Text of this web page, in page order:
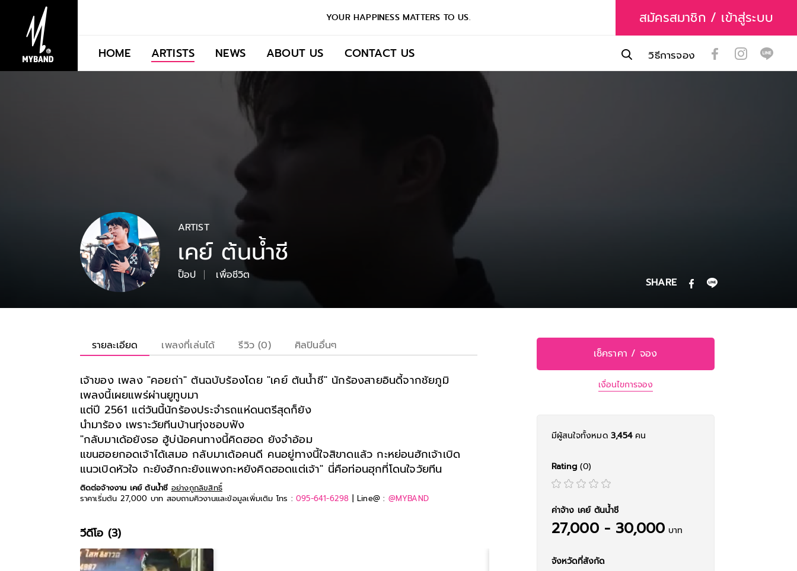
YOUR HAPPINESS MATTERS TO US. สมัครสมาชิก / เข้าสู่ระบบ
HOME ARTISTS NEWS ABOUT US CONTACT US วิธีการจอง
ARTIST
เคย์ ต้นน้ําชี
ป็อป เพื่อชีวิต
SHARE
รายละเอียด เพลงที่เล่นได้ รีวิว (0) ศิลปินอื่นๆ
เจ้าของ เพลง "คอยถ่า" ต้นฉบับร้องโดย "เคย์ ต้นน้ำชี" นักร้องสายอินดี้จากชัยภูมิ
เพลงนี้เผยแพร่ผ่านยูทูบมา
แต่ปี 2561 แต่วันนี้นักร้องประจำรถแห่ดนตรีสุดก็ยัง
นำมาร้อง เพราะวัยทีนบ้านทุ่งชอบฟัง
"กลับมาเด้อยังรอ ฮู้บ่น้อคนทางนี้คิดฮอด ยังจำอ้อม
แขนฮอยกอดเจ้าได้เสมอ กลับมาเด้อคนดี คนอยู่ทางนี้ใจสิขาดแล้ว กะหย่อนฮักเจ้าเบิด
แนวเบิดหัวใจ กะยังฮักกะยังแพงกะหยังคิดฮอดแต่เจ้า" นี่คือท่อนฮุกที่โดนใจวัยทีน
ติดต่อจ้างงาน เคย์ ต้นน้ําชี อย่างถูกลิขสิทธิ์
ราคาเริ่มต้น 27,000 บาท สอบถามคิวงานและข้อมูลเพิ่มเติม โทร : 095-641-6298 | Line@ : @MYBAND
วีดีโอ (3)
เช็คราคา / จอง
เงื่อนไขการจอง
มีผู้สนใจทั้งหมด 3,454คน
Rating(0)
ค่าจ้าง เคย์ ต้นน้ําชี
27,000 - 30,000 บาท
จังหวัดที่สังกัด